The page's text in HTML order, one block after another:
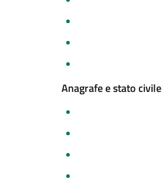
Anagrafe e stato civile